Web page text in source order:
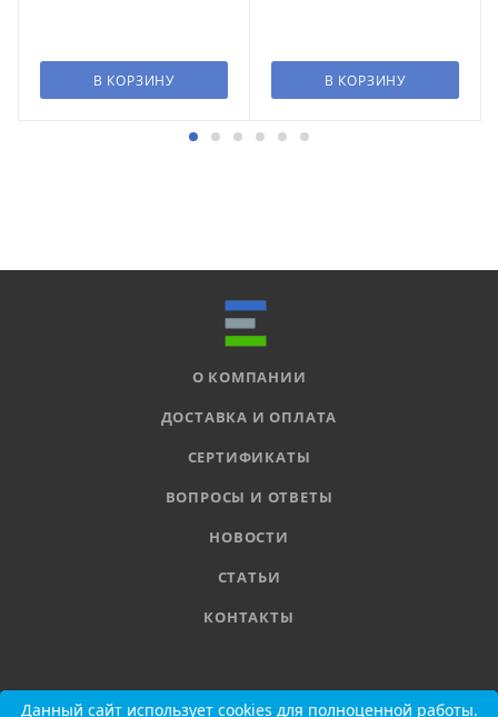
В КОРЗИНУ В КОРЗИНУ
О КОМПАНИИ
ДОСТАВКА И ОПЛАТА
СЕРТИФИКАТЫ
ВОПРОСЫ И ОТВЕТЫ
НОВОСТИ
СТАТЬИ
КОНТАКТЫ
8 800 555-11-78
Данный сайт использует cookies для полноценной работы.
Данный сайт использует cookies для полноценной работы.